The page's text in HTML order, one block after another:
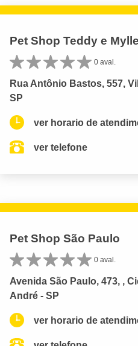
Pet Shop Teddy e
0 aval.
Rua Antônio Bastos, 557,
SP
ver horario de
ver telefone
Pet Shop São Paulo
0 aval.
Avenida São Paulo, 473, ,
André - SP
ver horario de